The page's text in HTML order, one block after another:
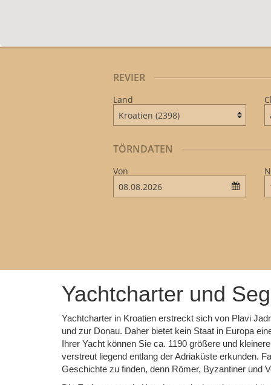
REVIER
Land
TÖRNDATEN
Von
Yachtcharter und
Yachtcharter in Kroatien erstreckt sich von Plavi
und zur Donau. Daher bietet kein Staat in Europa
Ihrer Yacht können Sie ca. 1190 größere und
verstreut liegend entlang der Adriaküste erkunden.
Geschichte zu finden, denn Römer, Byzantiner und